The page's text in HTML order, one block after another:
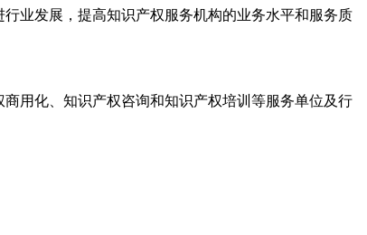
业发展，提高知识产权服务机构的业务水平和服务质
用化、知识产权咨询和知识产权培训等服务单位及行